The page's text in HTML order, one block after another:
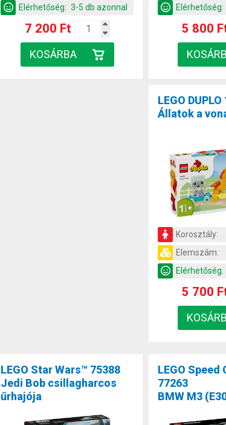
Elérhetőség: 3-5 db azonnal
7 200 Ft
Elérhetőség:
5 800
LEGO
Állatok a
Korosztály:
Elemszám:
Elérhetőség:
5 700
LEGO Star Wars™ 75388
Jedi Bob csillagharcos
űrhajója
LEGO Speed
77263
BMW M3